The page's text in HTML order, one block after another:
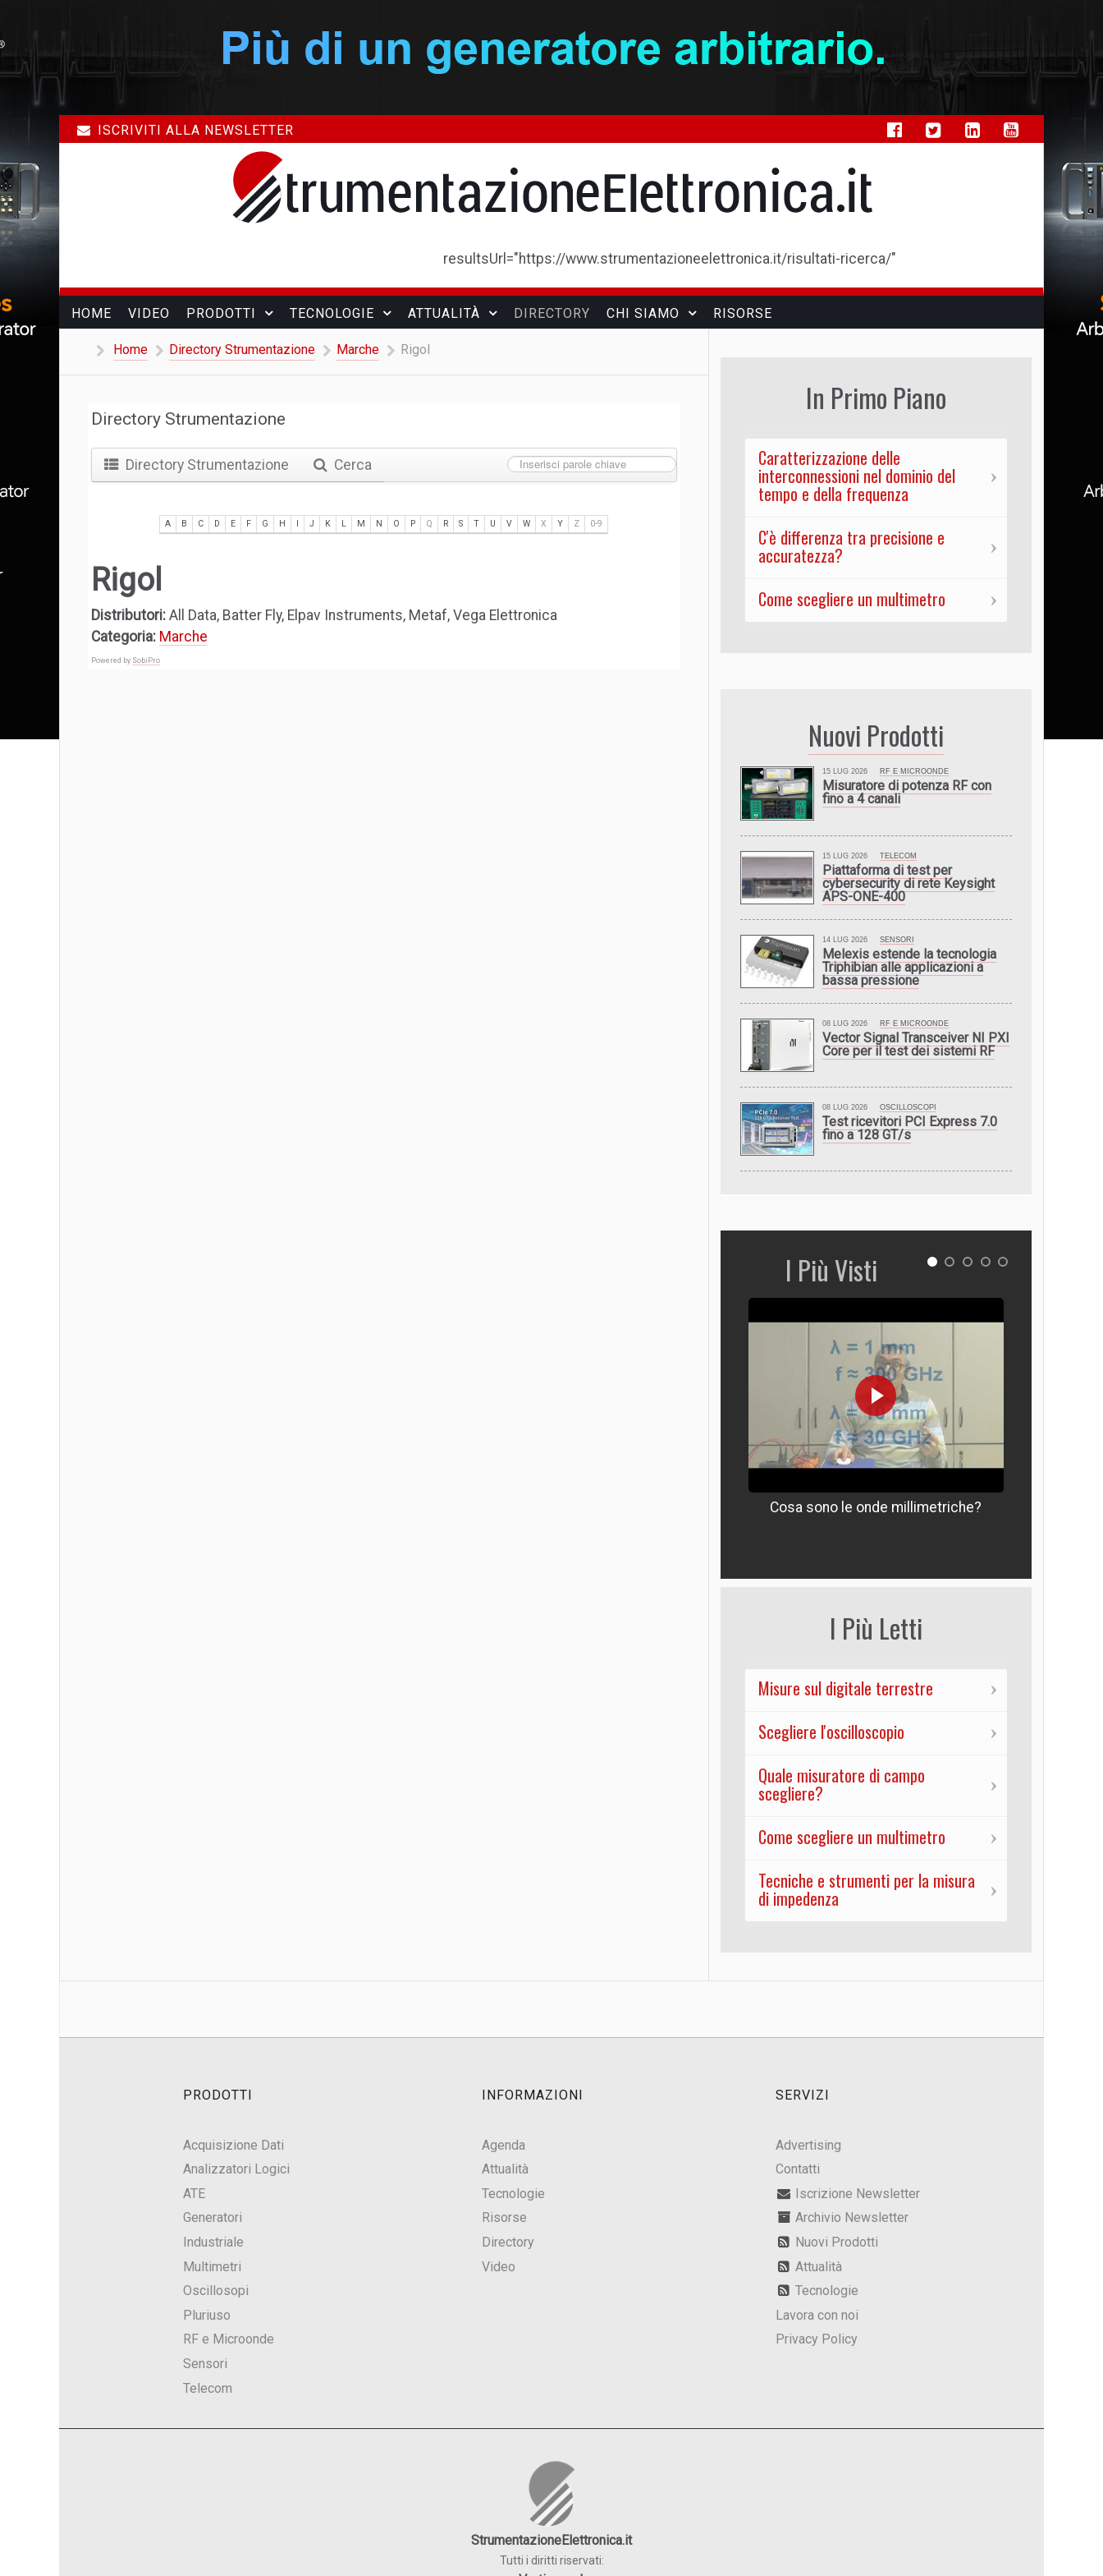
ISCRIVITI ALLA NEWSLETTER
resultsUrl="https://www.strumentazioneelettronica.it/risultati-ricerca/"
HOME VIDEO PRODOTTI TECNOLOGIE ATTUALITÀ DIRECTORY CHI SIAMO RISORSE
Home Directory Strumentazione Marche Rigol
Directory Strumentazione
Directory Strumentazione Cerca
A B C D E F G H I J K L M N O P Q R S T U V W X Y Z 0-9
Rigol
Distributori: All Data, Batter Fly, Elpav Instruments, Metaf, Vega Elettronica
Categoria: Marche
Powered by SobiPro
In Primo Piano
Caratterizzazione delle
interconnessioni nel dominio del
tempo e della frequenza
C'è differenza tra precisione e
accuratezza?
Come scegliere un multimetro
Nuovi Prodotti
15 LUG 2026 RF E MICROONDE
Misuratore di potenza RF con
fino a 4 canali
15 LUG 2026 TELECOM
Piattaforma di test per
cybersecurity di rete Keysight
APS-ONE-400
14 LUG 2026 SENSORI
Melexis estende la tecnologia
Triphibian alle applicazioni a
bassa pressione
08 LUG 2026 RF E MICROONDE
Vector Signal Transceiver NI PXI
Core per il test dei sistemi RF
08 LUG 2026 OSCILLOSCOPI
Test ricevitori PCI Express 7.0
fino a 128 GT/s
I Più Visti
Cosa sono le onde millimetriche?
I Più Letti
Misure sul digitale terrestre
Scegliere l'oscilloscopio
Quale misuratore di campo
scegliere?
Come scegliere un multimetro
Tecniche e strumenti per la misura
di impedenza
PRODOTTI
Acquisizione Dati
Analizzatori Logici
ATE
Generatori
Industriale
Multimetri
Oscillosopi
Pluriuso
RF e Microonde
Sensori
Telecom
INFORMAZIONI
Agenda
Attualità
Tecnologie
Risorse
Directory
Video
SERVIZI
Advertising
Contatti
Iscrizione Newsletter
Archivio Newsletter
Nuovi Prodotti
Attualità
Tecnologie
Lavora con noi
Privacy Policy
StrumentazioneElettronica.it
Tutti i diritti riservati: